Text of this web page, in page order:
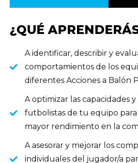
¿QUÉ
A identificar, describir y
comportamientos de los
diferentes Acciones a Balón
A optimizar las capacidades
futbolistas de tu equipo
mayor rendimiento en la
A asesorar y mejorar los
individuales del jugador/a